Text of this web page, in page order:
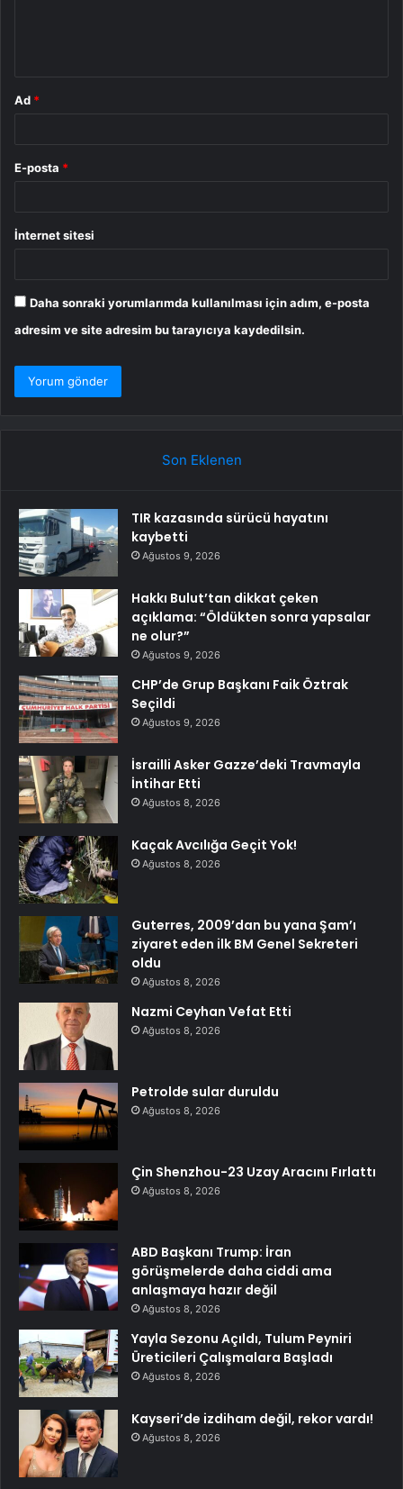
Ad *
E-posta *
İnternet sitesi
Daha sonraki yorumlarımda kullanılması için adım, e-posta
adresim ve site adresim bu tarayıcıya kaydedilsin.
Son Eklenen
TIR kazasında sürücü hayatını
kaybetti
Ağustos 9, 2026
Hakkı Bulut’tan dikkat çeken
açıklama: “Öldükten sonra yapsalar
ne olur?”
Ağustos 9, 2026
CHP’de Grup Başkanı Faik Öztrak
Seçildi
Ağustos 9, 2026
İsrailli Asker Gazze’deki Travmayla
İntihar Etti
Ağustos 8, 2026
Kaçak Avcılığa Geçit Yok!
Ağustos 8, 2026
Guterres, 2009’dan bu yana Şam’ı
ziyaret eden ilk BM Genel Sekreteri
oldu
Ağustos 8, 2026
Nazmi Ceyhan Vefat Etti
Ağustos 8, 2026
Petrolde sular duruldu
Ağustos 8, 2026
Çin Shenzhou-23 Uzay Aracını Fırlattı
Ağustos 8, 2026
ABD Başkanı Trump: İran
görüşmelerde daha ciddi ama
anlaşmaya hazır değil
Ağustos 8, 2026
Yayla Sezonu Açıldı, Tulum Peyniri
Üreticileri Çalışmalara Başladı
Ağustos 8, 2026
Kayseri’de izdiham değil, rekor vardı!
Ağustos 8, 2026